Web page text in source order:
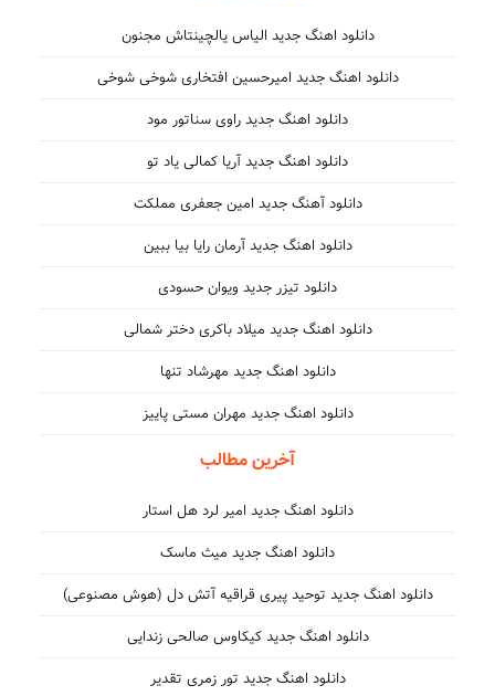
دانلود اهنگ جدید الیاس یالچینتاش مجنون
دانلود اهنگ جدید امیرحسین افتخاری شوخی شوخی
دانلود اهنگ جدید راوی سناتور مود
دانلود اهنگ جدید آریا کمالی یاد تو
دانلود آهنگ جدید امین جعفری مملکت
دانلود اهنگ جدید آرمان رایا بیا ببین
دانلود تیزر جدید ویوان حسودی
دانلود اهنگ جدید میلاد باکری دختر شمالی
دانلود اهنگ جدید مهرشاد تنها
دانلود اهنگ جدید مهران مستی پاییز
آخرین مطالب
دانلود اهنگ جدید امیر لرد هل استار
دانلود اهنگ جدید میث ماسک
دانلود اهنگ جدید توحید پیری قراقیه آتش دل (هوش مصنوعی)
دانلود اهنگ جدید کیکاوس صالحی زندایی
دانلود اهنگ جدید تور زمری تقدیر